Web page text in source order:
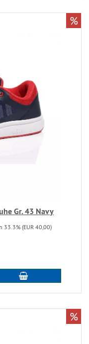
Gr. 43 Navy
33.3% (EUR 40,00)
%
%